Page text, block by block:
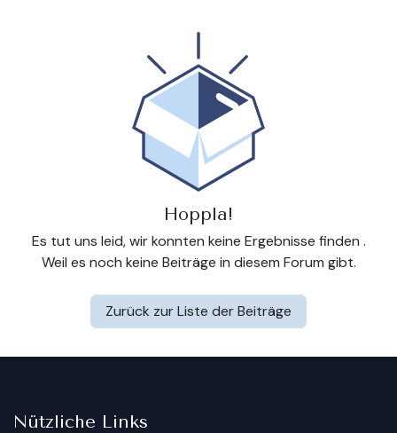
Hoppla!
Es tut uns leid, wir konnten keine Ergebnisse finden .
Weil es noch keine Beiträge in diesem Forum gibt.
Zurück zur Liste der Beiträge
Nützliche Links